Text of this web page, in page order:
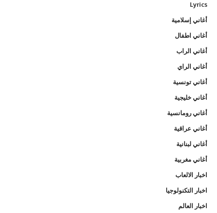
Lyrics
أغاني إسلامية
أغاني اطفال
أغاني الراب
أغاني الراي
أغاني تونسية
أغاني خليجية
أغاني رومانسية
أغاني عراقية
أغاني لبنانية
أغاني مغربية
اخبار الالعاب
اخبار التكنولوجيا
اخبار العالم